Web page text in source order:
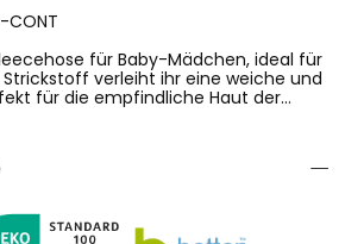
CONT
für Baby-Mädchen, ideal für
Strickstoff verleiht ihr eine weiche und
für die empfindliche Haut der
schlicht, ohne Verzierungen, und in
Diese Hose ist in einer breiten
von 6 Monaten bis 8 Jahren. Es ist
zu kombinierendes Kleidungsstück,